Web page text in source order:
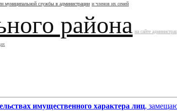
муниципальной службы в администрации и членов их семей
района на сайте
имущественного характера лиц,